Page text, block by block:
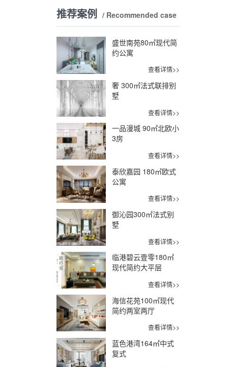
推荐案例 / Recommended case
盛世南苑80㎡现代简
约公寓
查看详情>>
奢 300㎡法式联排别
墅
查看详情>>
一品漫城 90㎡北欧小
3房
查看详情>>
泰欣嘉园 180㎡欧式
公寓
查看详情>>
御沁园300㎡法式别
墅
查看详情>>
临港碧云壹零180㎡
现代简约大平层
查看详情>>
海信花苑100㎡现代
简约两室两厅
查看详情>>
蓝色港湾164㎡中式
复式